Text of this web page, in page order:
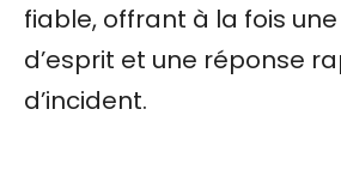
fiable, offrant à la fois
d’esprit et une réponse
d’incident.